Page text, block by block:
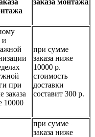
и
при
заказа
10000
при сумме
заказа ниже
10000 р.
стоимость
доставки
составит 300 р.
при сумме
заказа ниже